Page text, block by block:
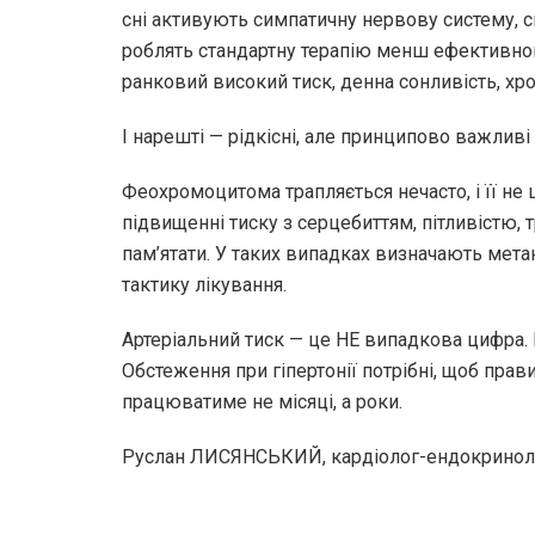
сні активують симпатичну нервову систему,
роблять стандартну терапію менш
ранковий високий тиск, денна сонливість,
І нарешті — рідкісні, але принципово
Феохромоцитома трапляється нечасто, і її
підвищенні тиску з серцебиттям, пітливістю,
пам’ятати. У таких випадках визначають
тактику лікування.
Артеріальний тиск — це НЕ випадкова
Обстеження при гіпертонії потрібні, щоб
працюватиме не місяці, а роки.
Руслан ЛИСЯНСЬКИЙ, кардіолог-